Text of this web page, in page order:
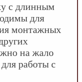
с длинным
для
монтажных
на жало
работы с